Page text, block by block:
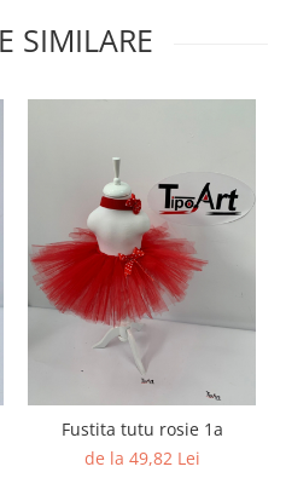
SIMILARE
Fustita tutu rosie 1a
de la 49,82 Lei